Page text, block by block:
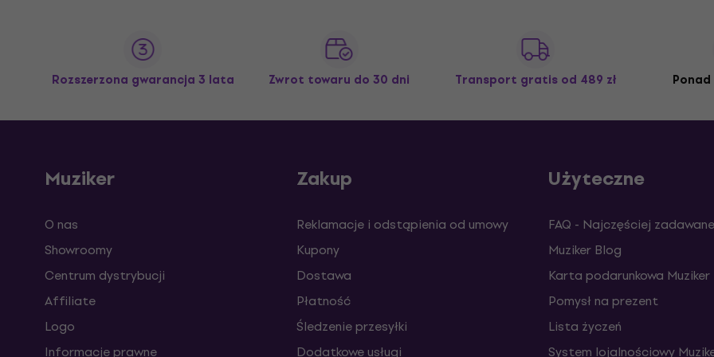
Rozszerzona gwarancja 3 lata Zwrot towaru do 30 dni Transport gratis od 489 zł
Muziker
O nas
Showroomy
Centrum dystrybucji
Affiliate
Logo
Informacje prawne
Zakup
Reklamacje i odstąpienia od umowy
Kupony
Dostawa
Płatność
Śledzenie przesyłki
Dodatkowe usługi
Użyteczne
FAQ - Najczęściej
Muziker Blog
Karta podarunkowa Muziker
Pomysł na prezent
Lista życzeń
System lojalnościowy